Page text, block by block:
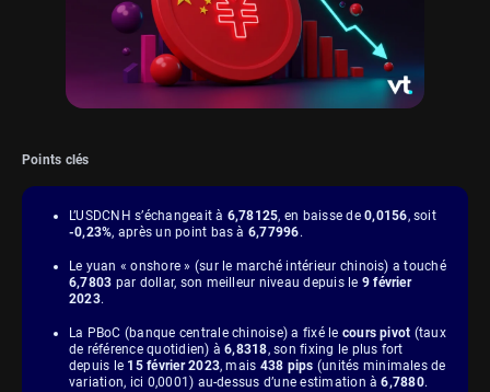
Points clés
L’USDCNH s’échangeait à 6,78125, en baisse de0,0156, soit
-0,23%, après un point bas à 6,77996.
Le yuan « onshore » (sur le marché intérieur chinois) a touché
6,7803 par dollar, son meilleur niveau depuis le 9 février
2023.
La PBoC (banque centrale chinoise) a fixé le cours pivot (taux
de référence quotidien) à6,8318, son fixing le plus fort
depuis le 15 février 2023, mais 438 pips (unités minimales de
variation, ici 0,0001) au-dessus d’une estimation à6,7880.